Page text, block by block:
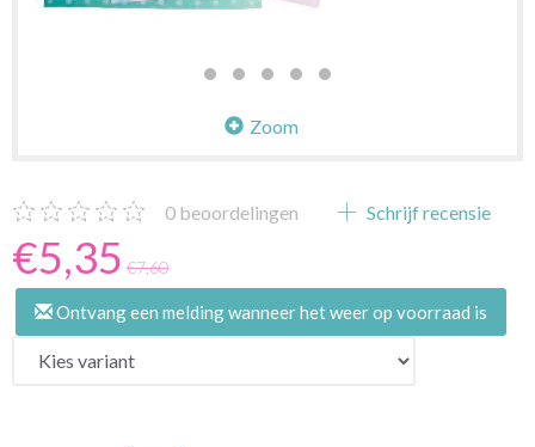
Zoom
0 beoordelingen Schrijf recensie
€5,35 €7,60
Ontvang een melding wanneer het weer op voorraad is